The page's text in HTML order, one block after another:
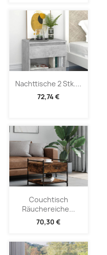
Nachttische 2 Stk....
72,74 €
Couchtisch
Räuchereiche...
70,30 €